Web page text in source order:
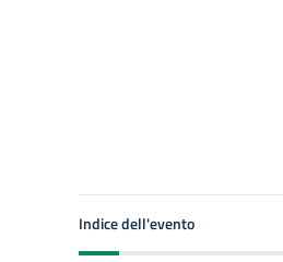
Indice dell'evento